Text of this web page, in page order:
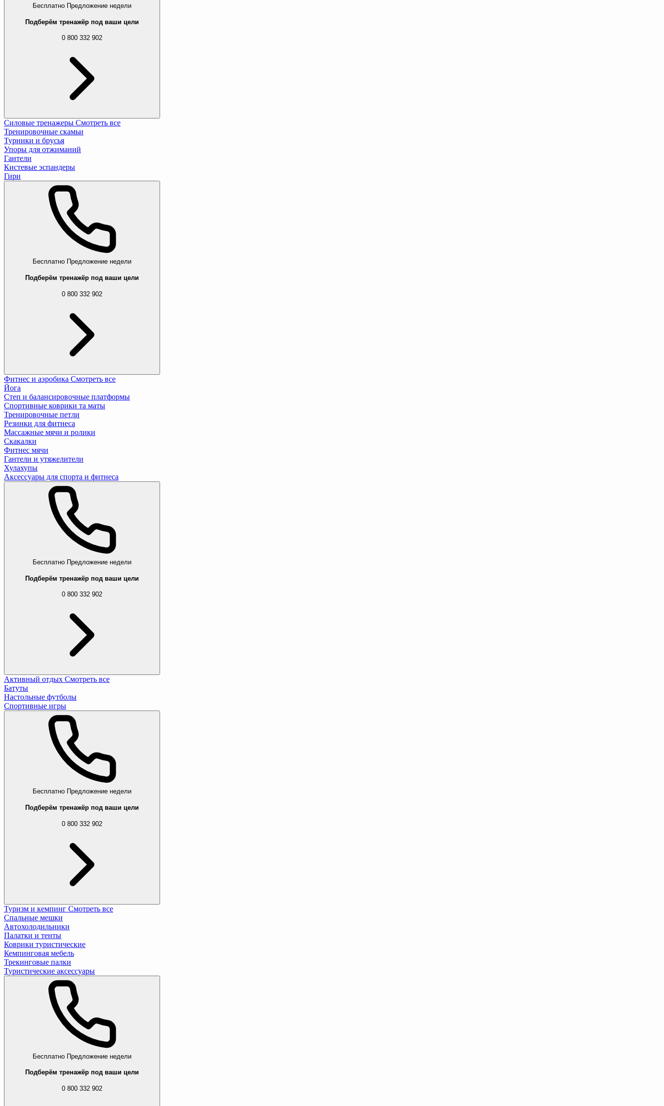
Бесплатно Предложение недели
Подберём тренажёр под ваши цели
0 800 332 902
Силовые тренажеры Смотреть все
Тренировочные скамьи
Турники и брусья
Упоры для отжиманий
Гантели
Кистевые эспандеры
Гири
Бесплатно Предложение недели
Подберём тренажёр под ваши цели
0 800 332 902
Фитнес и аэробика Смотреть все
Йога
Степ и балансировочные платформы
Спортивные коврики та маты
Тренировочные петли
Резинки для фитнеса
Массажные мячи и ролики
Скакалки
Фитнес мячи
Гантели и утяжелители
Хулахупы
Аксессуары для спорта и фитнеса
Бесплатно Предложение недели
Подберём тренажёр под ваши цели
0 800 332 902
Активный отдых Смотреть все
Батуты
Настольные футболы
Спортивные игры
Бесплатно Предложение недели
Подберём тренажёр под ваши цели
0 800 332 902
Туризм и кемпинг Смотреть все
Спальные мешки
Автохолодильники
Палатки и тенты
Коврики туристические
Кемпинговая мебель
Трекинговые палки
Туристические аксессуары
Бесплатно Предложение недели
Подберём тренажёр под ваши цели
0 800 332 902